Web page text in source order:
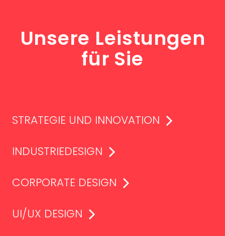
Unsere Leistungen
für Sie
STRATEGIE UND INNOVATION
INDUSTRIEDESIGN
CORPORATE DESIGN
UI/UX DESIGN